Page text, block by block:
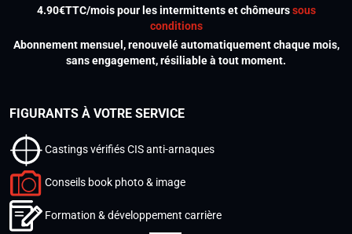
4.90€TTC/mois pour les intermittents et chômeurssous
conditions
Abonnement mensuel, renouvelé automatiquement chaque mois,
sans engagement, résiliable à tout moment.
FIGURANTS À VOTRE SERVICE
Castings vérifiés CIS anti-arnaques
Conseils book photo & image
Formation & développement carrière